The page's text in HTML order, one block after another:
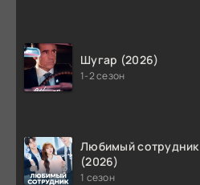
Шугар (2026)
1-2 сезон
Любимый сотрудник
(2026)
1 сезон